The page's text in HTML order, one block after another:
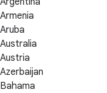
Armenia
Aruba
Australia
Austria
Azerbaijan
Bahama